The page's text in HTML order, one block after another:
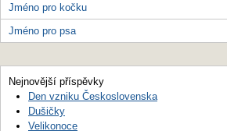
Jméno pro kočku
Jméno pro psa
Nejnovější příspěvky
Den vzniku Československa
Dušičky
Velikonoce